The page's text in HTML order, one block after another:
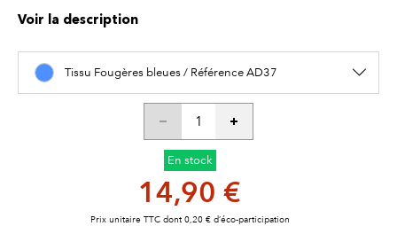
Voir la description
Tissu Fougères bleues / Référence AD37
En stock
14,90 €
Prix unitaire TTC dont 0,20 € d’éco-participation